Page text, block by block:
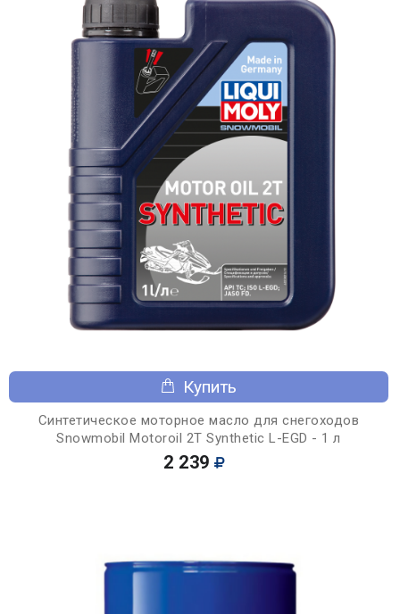
Купить
Синтетическое моторное масло для снегоходов
Snowmobil Motoroil 2T Synthetic L-EGD - 1 л
2 239